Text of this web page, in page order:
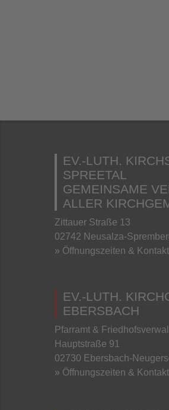
EV.-LUTH.
SPREETAL
GEMEINSAME
ALLER
Zittauer Straße 13
02742 Neusalza-
» Öffnungszeiten & Kontakt
EV.-LUTH.
EBERSBACH
Pfarramt &
Hauptstraße 91
02730 Ebersbach-
» Öffnungszeiten & Kontakt